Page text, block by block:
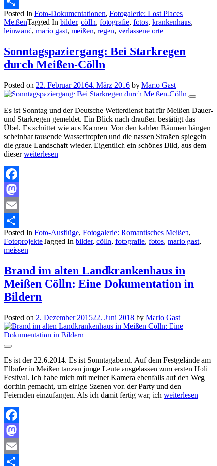
Teilen
Posted In Foto-Dokumentationen, Fotogalerie: Lost Places
MeißenTagged In bilder, cölln, fotografie, fotos, krankenhaus,
leinwand, mario gast, meißen, regen, verlassene orte
Sonntagspaziergang: Bei Starkregen
durch Meißen-Cölln
Posted on 22. Februar 20164. März 2016 by Mario Gast
Es ist Sonntag und der Deutsche Wetterdienst hat für Meißen Dauer-
und Starkregen gemeldet. Ein Blick nach draußen bestätigt das
Übel. Es schüttet wie aus Kannen. Von den kahlen Bäumen hängen
scheinbar tausende Wassertropfen und die nassen Straßen spiegeln
die graue Landschaft wieder. Eigentlich ein schönes Bild, aus dem
dieserweiterlesen
Facebook
Mastodon
Email
Teilen
Posted In Foto-Ausflüge, Fotogalerie: Romantisches Meißen,
FotoprojekteTagged In bilder, cölln, fotografie, fotos, mario gast,
meissen
Brand im alten Landkrankenhaus in
Meißen Cölln: Eine Dokumentation in
Bildern
Posted on 2. Dezember 201522. Juni 2018 by Mario Gast
Es ist der 22.6.2014. Es ist Sonntagabend. Auf dem Festgelände am
Elbufer in Meißen tanzen junge Leute ausgelassen zum ersten Holi
Festival. Ich habe mich mit meiner Kamera ebenfalls auf den Weg
dorthin gemacht, um einige Szenen von der Party und den
Feiernden einzufangen. Als ich damit fertig war, ich weiterlesen
Facebook
Mastodon
Email